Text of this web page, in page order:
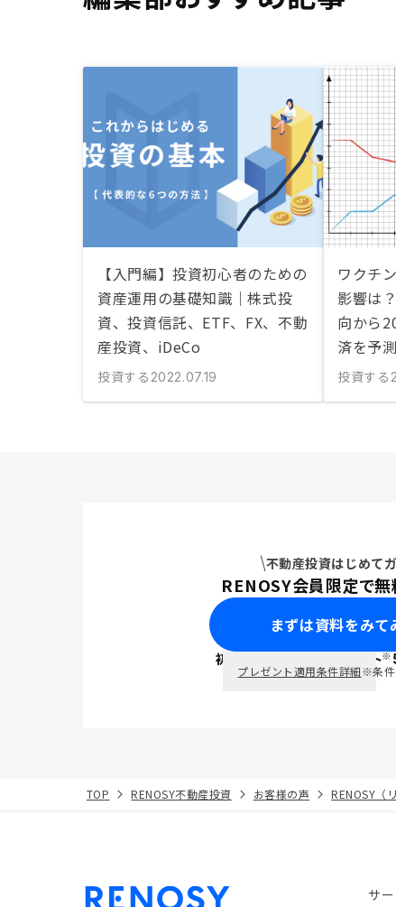
【入門編】投資初心者のための
資産運用の基礎知識｜株式投
資、投資信託、ETF、FX、不動
産投資、iDeCo
投資する 2022.07.19
ワクチ
影響は
向から
済を予測
投資する
不動産投資はじめて
RENOSY会員限定で無
まずは資料をみて
初回面談で ポイント※
プレゼント適用条件詳細※条件
TOP RENOSY不動産投資 お客様の声 RENOSY（
サ